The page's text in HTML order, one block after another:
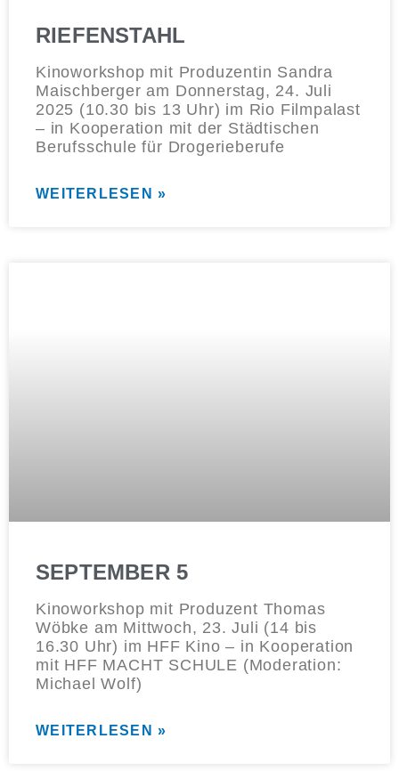
RIEFENSTAHL
Kinoworkshop mit Produzentin Sandra
Maischberger am Donnerstag, 24. Juli
2025 (10.30 bis 13 Uhr) im Rio Filmpalast
– in Kooperation mit der Städtischen
Berufsschule für Drogerieberufe
WEITERLESEN »
SEPTEMBER 5
Kinoworkshop mit Produzent Thomas
Wöbke am Mittwoch, 23. Juli (14 bis
16.30 Uhr) im HFF Kino – in Kooperation
mit HFF MACHT SCHULE (Moderation:
Michael Wolf)
WEITERLESEN »